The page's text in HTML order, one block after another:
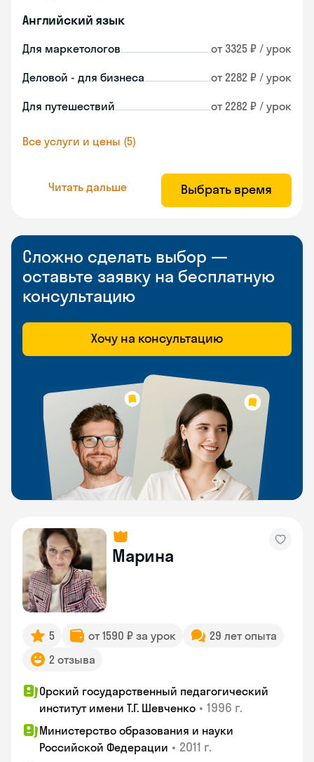
Английский язык
Для маркетологов от 3325 ₽ / урок
Деловой - для бизнеса от 2282 ₽ / урок
Для путешествий от 2282 ₽ / урок
Все услуги и цены (5)
Читать дальше Выбрать время
Сложно сделать выбор —
оставьте заявку на бесплатную
консультацию
Хочу на консультацию
Марина
5 от 1590 ₽ за урок
29 лет опыта
2 отзыва
Орский государственный педагогический
институт имени Т.Г. Шевченко • 1996 г.
Министерство образования и науки
Российской Федерации • 2011 г.